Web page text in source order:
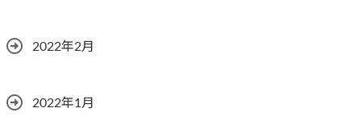
2022年2月
2022年1月